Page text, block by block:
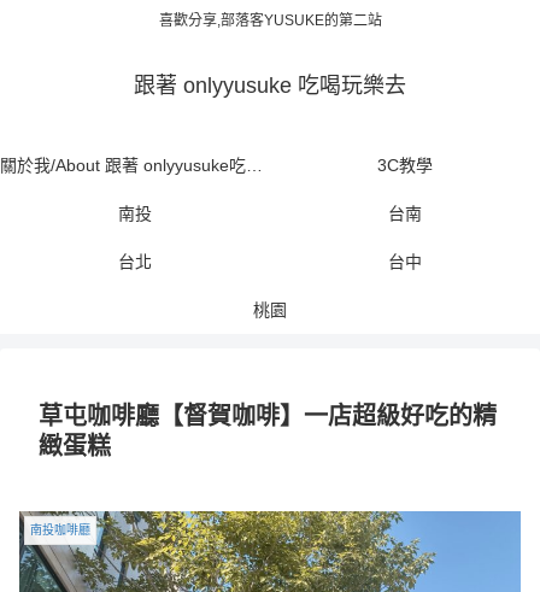
喜歡分享,部落客YUSUKE的第二站
跟著 onlyyusuke 吃喝玩樂去
關於我/About 跟著 onlyyusuke吃喝玩樂去 3C教學
南投 台南
台北 台中
桃園
草屯咖啡廳【督賀咖啡】一店超級好吃的精
緻蛋糕
南投咖啡廳